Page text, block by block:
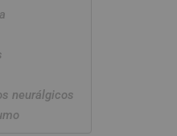
neurálgicos